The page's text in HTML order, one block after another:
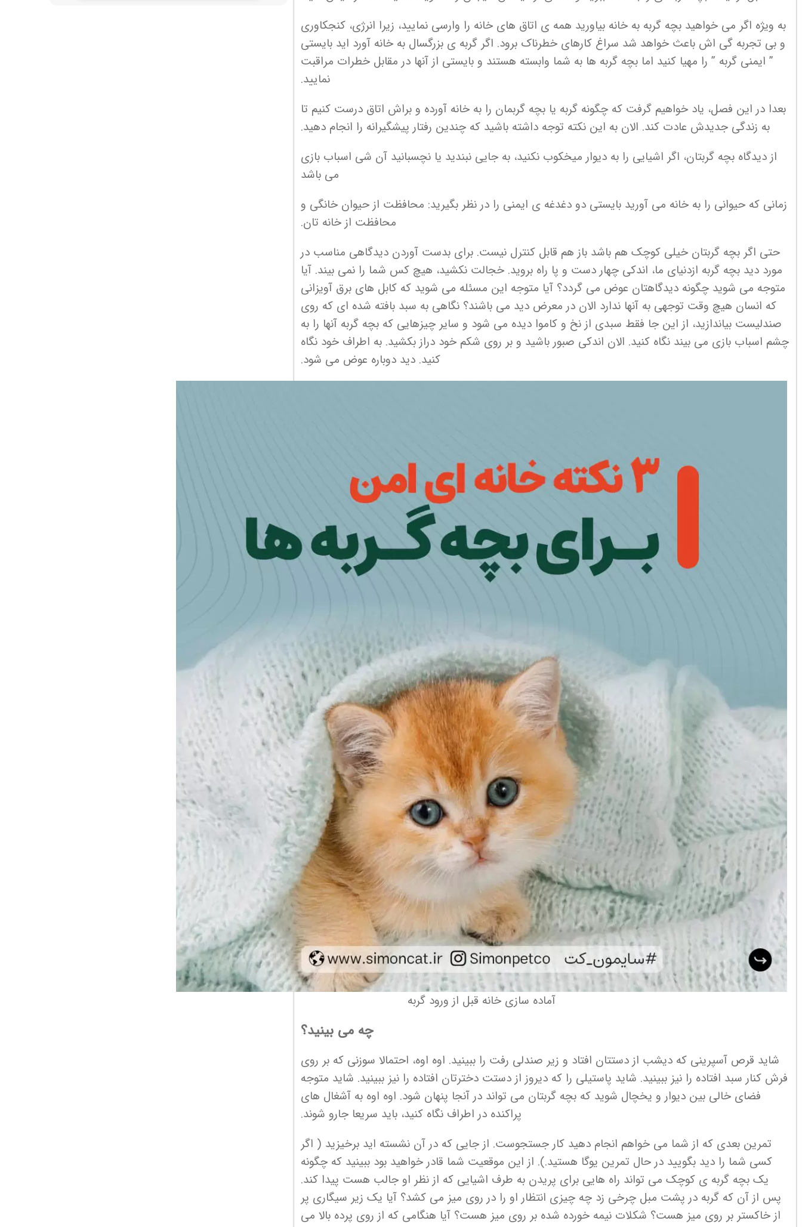
به ویژه اگر می خواهید بچه گربه به خانه بیاورید همه ی اتاق های خانه را وارسی نمایید، زیرا انرژی، کنجکاوری
و بی تجربه گی اش باعث خواهد شد سراغ کارهای خطرناک برود. اگر گربه ی بزرگسال به خانه آورد اید بایستی
” ایمنی گربه ” را مهیا کنید اما بچه گربه ها به شما وابسته هستند و بایستی از آنها در مقابل خطرات مراقبت
نمایید.
بعدا در این فصل، یاد خواهیم گرفت که چگونه گربه یا بچه گربمان را به خانه آورده و براش اتاق درست کنیم تا
به زندگی جدیدش عادت کند. الان به این نکته توجه داشته باشید که چندین رفتار پیشگیرانه را انجام دهید.
از دیدگاه بچه گربتان، اگر اشیایی را به دیوار میخکوب نکنید، به جایی نبندید یا نچسبانید آن شی اسباب بازی
می باشد
زمانی که حیوانی را به خانه می آورید بایستی دو دغدغه ی ایمنی را در نظر بگیرید: محافظت از حیوان خانگی و
محافظت از خانه تان.
حتی اگر بچه گربتان خیلی کوچک هم باشد باز هم قابل کنترل نیست. برای بدست آوردن دیدگاهی مناسب در
مورد دید بچه گربه ازدنیای ما، اندکی چهار دست و پا راه بروید. خجالت نکشید، هیچ کس شما را نمی بیند. آیا
متوجه می شوید چگونه دیدگاهتان عوض می گردد؟ آیا متوجه این مسئله می شوید که کابل های برق آویزانی
که انسان هیچ وقت توجهی به آنها ندارد الان در معرض دید می باشند؟ نگاهی به سبد بافته شده ای که روی
صندلیست بیاندازید، از این جا فقط سبدی از نخ و کاموا دیده می شود و سایر چیزهایی که بچه گربه آنها را به
چشم اسباب بازی می بیند نگاه کنید. الان اندکی صبور باشید و بر روی شکم خود دراز بکشید. به اطراف خود نگاه
کنید. دید دوباره عوض می شود.
آماده سازی خانه قبل از ورود گربه
چه می بینید؟
شاید قرص آسپرینی که دیشب از دستتان افتاد و زیر صندلی رفت را ببینید. اوه اوه، احتمالا سوزنی که بر روی
فرش کنار سبد افتاده را نیز ببینید. شاید پاستیلی را که دیروز از دستت دخترتان افتاده را نیز ببینید. شاید متوجه
فضای خالی بین دیوار و یخچال شوید که بچه گربتان می تواند در آنجا پنهان شود. اوه اوه به آشغال های
پراکنده در اطراف نگاه کنید، باید سریعا جارو شوند.
تمرین بعدی که از شما می خواهم انجام دهید کار جستجوست. از جایی که در آن نشسته اید برخیزید ( اگر
کسی شما را دید بگویید در حال تمرین یوگا هستید.). از این موقعیت شما قادر خواهید بود ببینید که چگونه
یک بچه گربه ی کوچک می تواند راه هایی برای پریدن به طرف اشیایی که از نظر او جالب هست پیدا کند.
پس از آن که گربه در پشت مبل چرخی زد چه چیزی انتظار او را در روی میز می کشد؟ آیا یک زیر سیگاری پر
از خاکستر بر روی میز هست؟ شکلات نیمه خورده شده بر روی میز هست؟ آیا هنگامی که از روی پرده بالا می